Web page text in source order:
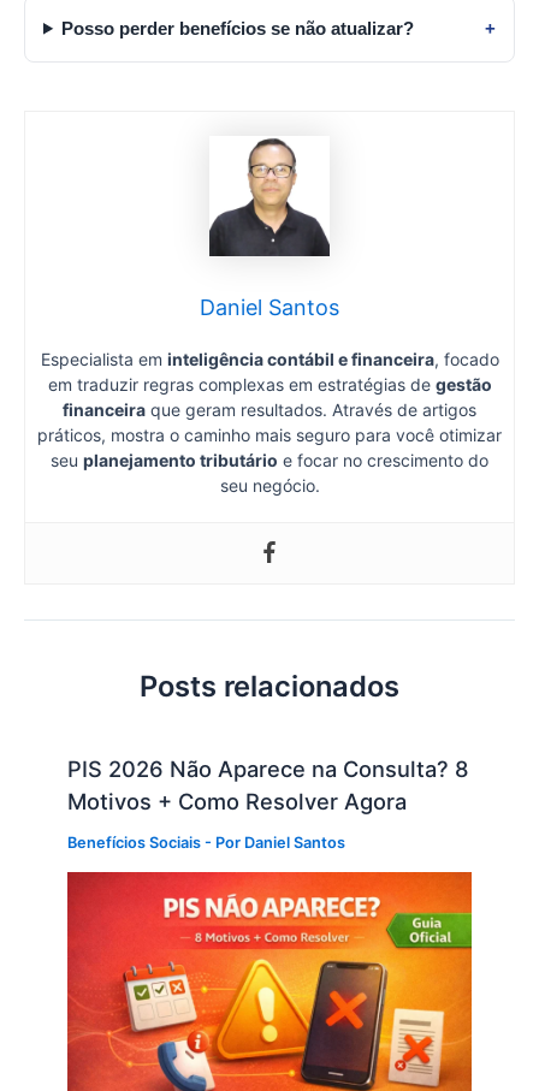
Posso perder benefícios se não atualizar?
Daniel Santos
Especialista em inteligência contábil e financeira, focado
em traduzir regras complexas em estratégias de gestão
financeira que geram resultados. Através de artigos
práticos, mostra o caminho mais seguro para você otimizar
seu planejamento tributário e focar no crescimento do
seu negócio.
Posts relacionados
PIS 2026 Não Aparece na Consulta? 8
Motivos + Como Resolver Agora
Benefícios Sociais - Por Daniel Santos